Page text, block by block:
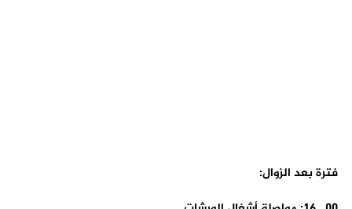
فترة بعد الزوال: